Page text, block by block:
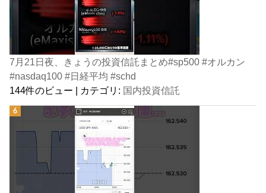
7月21日夜、きょうの投資信託まとめ#sp500 #オルカン
#nasdaq100 #日経平均 #schd
144件のビュー | カテゴリ: 国内投資信託